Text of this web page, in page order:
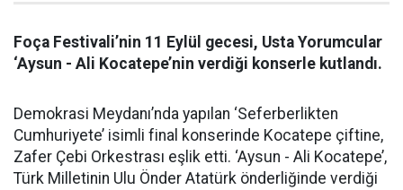
Foça Festivali’nin 11 Eylül gecesi, Usta Yorumcular
‘Aysun - Ali Kocatepe’nin verdiği konserle kutlandı.
Demokrasi Meydanı’nda yapılan ‘Seferberlikten
Cumhuriyete’ isimli final konserinde Kocatepe çiftine,
Zafer Çebi Orkestrası eşlik etti. ‘Aysun - Ali Kocatepe’,
Türk Milletinin Ulu Önder Atatürk önderliğinde verdiği